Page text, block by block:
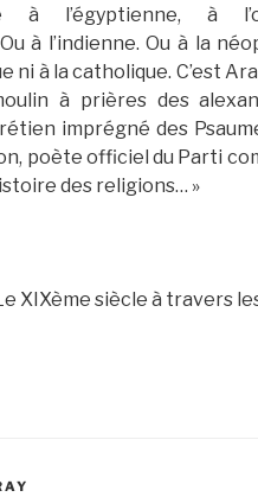
à l’égyptienne, à
à l’indienne. Ou à la
ni à la catholique. C’est
à prières des
imprégné des
poète officiel du Parti
des religions… »
XIXème siècle à travers